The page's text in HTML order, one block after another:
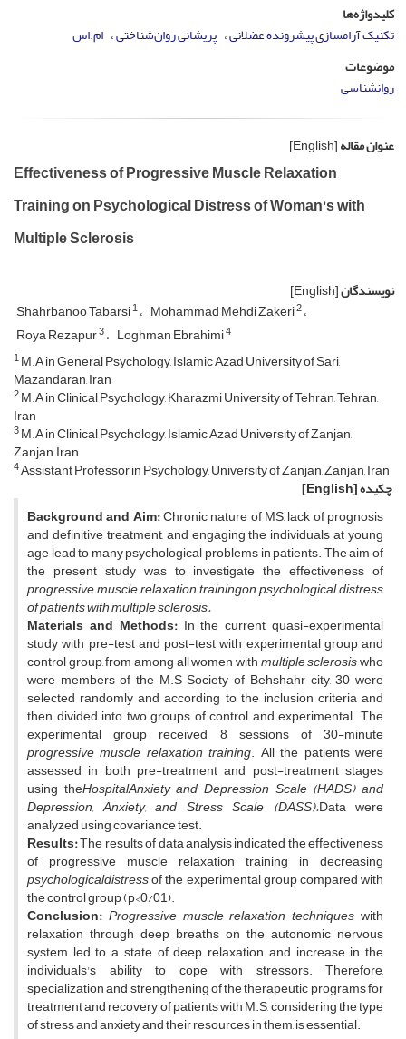
کلیدواژه‌ها
تکنیک آرام­سازی پیشرونده عضلانی پریشانی روان‌شناختی ام.اس
موضوعات
روانشناسی
عنوان مقاله[English]
Effectiveness of Progressive Muscle Relaxation
Training on Psychological Distress of Woman's with
Multiple Sclerosis
نویسندگان[English]
Shahrbanoo Tabarsi1 Mohammad Mehdi Zakeri2
Roya Rezapur3 Loghman Ebrahimi4
1M.A in General Psychology, Islamic Azad University of Sari,
Mazandaran, Iran
2M.A in Clinical Psychology, Kharazmi University of Tehran, Tehran,
Iran
3M.A in Clinical Psychology, Islamic Azad University of Zanjan,
Zanjan, Iran
4Assistant Professor in Psychology, University of Zanjan, Zanjan, Iran
چکیده[English]
Background and Aim:Chronic nature of MS, lack of prognosis
and definitive treatment, and engaging the individuals at young
age lead to many psychological problems in patients. The aim of
the present study was to investigate the effectiveness of
progressive muscle relaxation trainingon psychological distress
of patients with multiple sclerosis.
Materials and Methods:In the current quasi-experimental
study with pre-test and post-test with experimental group and
control group, from among all women withmultiple sclerosiswho
were members of the M.S Society of Behshahr city, 30 were
selected randomly and according to the inclusion criteria and
then divided into two groups of control and experimental. The
experimental group received 8 sessions of 30-minute
progressive muscle relaxation training. All the patients were
assessed in both pre-treatment and post-treatment stages
using theHospitalAnxiety and Depression Scale (HADS) and
Depression, Anxiety, and Stress Scale (DASS).Data were
analyzed using covariance test.
Results:The results of data analysis indicated the effectiveness
of progressive muscle relaxation training in decreasing
psychologicaldistressof the experimental group compared with
the control group (p<0/01).
Conclusion: Progressive muscle relaxation techniques with
relaxation through deep breaths on the autonomic nervous
system led to a state of deep relaxation and increase in the
individuals's ability to cope with stressors. Therefore,
specialization and strengthening of the therapeutic programs for
treatment and recovery of patients with M.S, considering the type
of stress and anxiety and their resources in them, is essential.